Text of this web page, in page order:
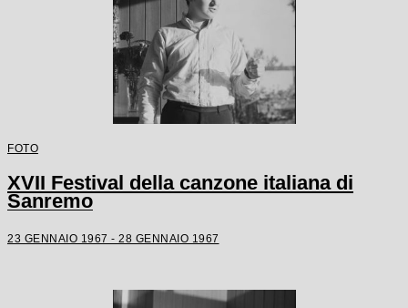
FOTO
XVII Festival della canzone italiana di
Sanremo
23 GENNAIO 1967 - 28 GENNAIO 1967